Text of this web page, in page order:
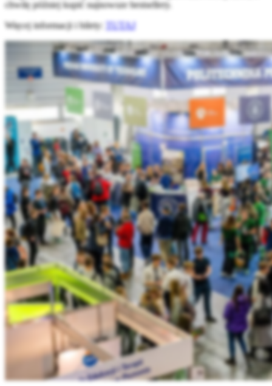
chwilę później kupić najnowsze bestsellery.
Więcej informacji i bilety:
TUTAJ